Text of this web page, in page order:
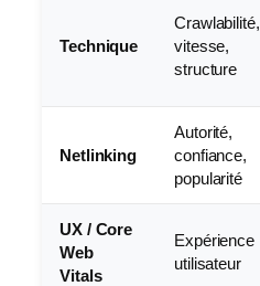
Technique
Crawlabilité,
vitesse,
structure
Netlinking
Autorité,
confiance,
popularité
UX / Core
Web
Vitals
Expérience
utilisateur